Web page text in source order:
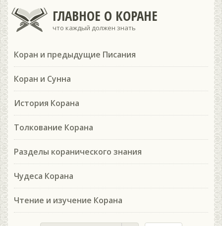
ГЛАВНОЕ О КОРАНЕ
что каждый должен знать
Коран и предыдущие Писания
Коран и Сунна
История Корана
Толкование Корана
Разделы коранического знания
Чудеса Корана
Чтение и изучение Корана